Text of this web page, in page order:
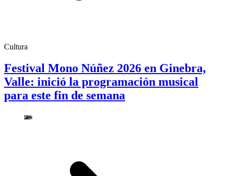
Cultura
Festival Mono Núñez 2026 en Ginebra,
Valle: inició la programación musical
para este fin de semana